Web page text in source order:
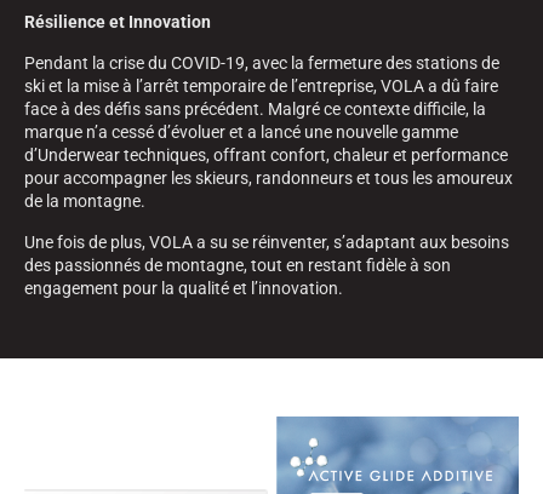
Résilience et Innovation
Pendant la crise du COVID-19, avec la fermeture des stations de
ski et la mise à l’arrêt temporaire de l’entreprise, VOLA a dû faire
face à des défis sans précédent. Malgré ce contexte difficile, la
marque n’a cessé d’évoluer et a lancé une nouvelle gamme
d’Underwear techniques, offrant confort, chaleur et performance
pour accompagner les skieurs, randonneurs et tous les amoureux
de la montagne.
Une fois de plus, VOLA a su se réinventer, s’adaptant aux besoins
des passionnés de montagne, tout en restant fidèle à son
engagement pour la qualité et l’innovation.